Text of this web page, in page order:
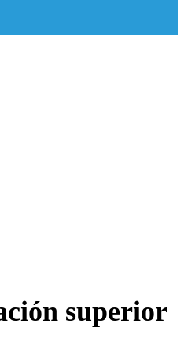
superior